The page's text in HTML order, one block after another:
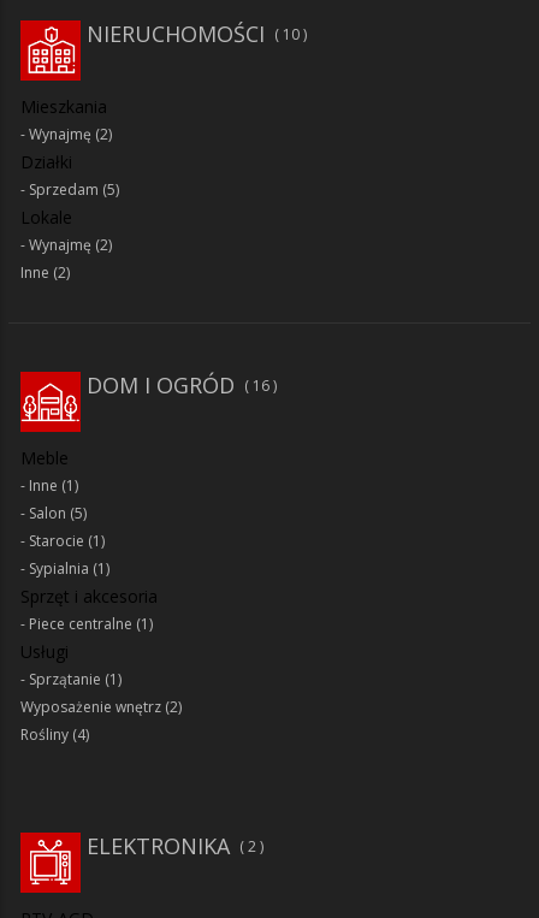
NIERUCHOMOŚCI 10
Mieszkania
Wynajmę (2)
Działki
Sprzedam (5)
Lokale
Wynajmę (2)
Inne (2)
DOM I OGRÓD 16
Meble
Inne (1)
Salon (5)
Starocie (1)
Sypialnia (1)
Sprzęt i akcesoria
Piece centralne (1)
Usługi
Sprzątanie (1)
Wyposażenie wnętrz (2)
Rośliny (4)
2
ELEKTRONIKA